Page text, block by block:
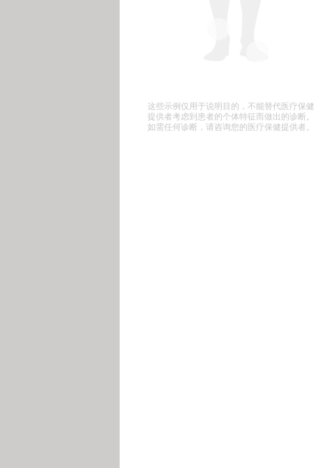
这些示例仅用于说明目的，不能替代医疗保健
提供者考虑到患者的个体特征而做出的诊断。
如需任何诊断，请咨询您的医疗保健提供者。